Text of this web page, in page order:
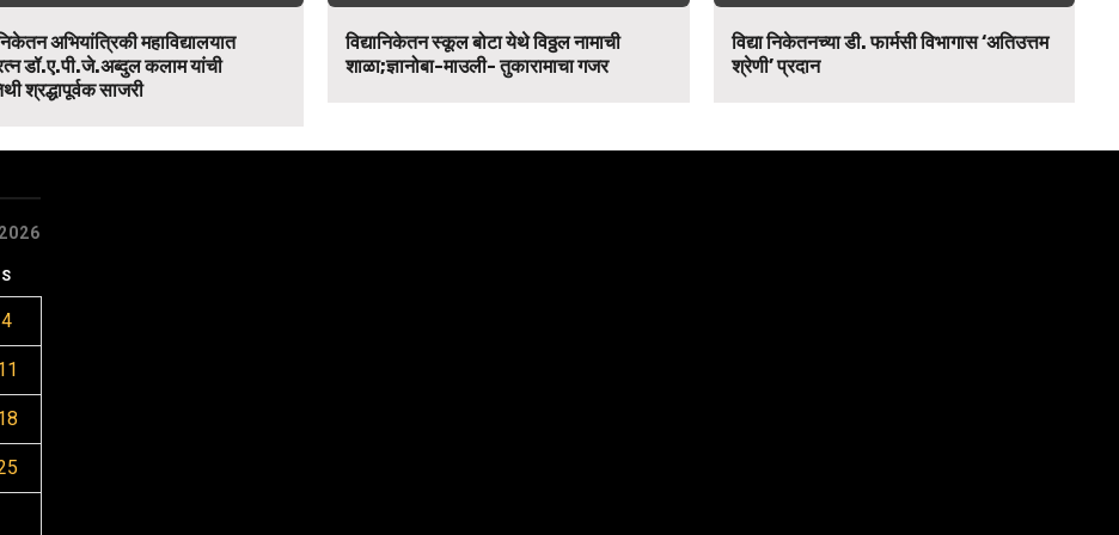
निकेतन अभियांत्रिकी महाविद्यालयात
डॉ.ए.पी.जे.अब्दुल कलाम यांची
श्रद्धापूर्वक साजरी
विद्यानिकेतन स्कूल बोटा येथे विठ्ठल नामाची
शाळा;ज्ञानोबा-माउली- तुकारामाचा गजर
विद्या निकेतनच्या डी. फार्मसी विभागास ‘अतिउत्तम
श्रेणी’ प्रदान
S
4